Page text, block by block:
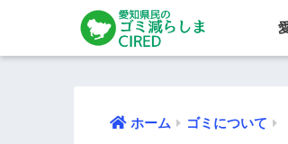
ホーム ゴミについて